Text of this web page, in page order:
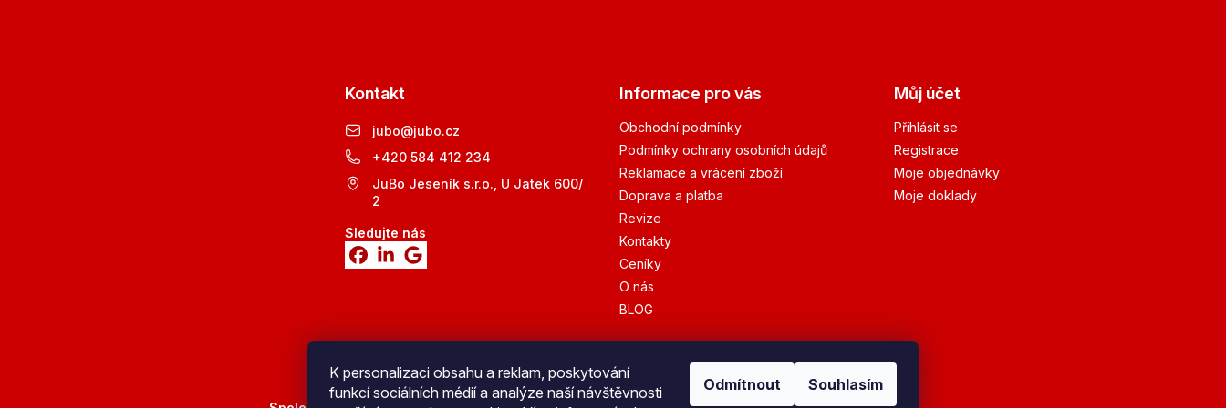
K personalizaci obsahu a reklam, poskytování
funkcí sociálních médií a analýze naší návštěvnosti
Odmítnout Souhlasím
Kontakt
jubo@jubo.cz
+420 584 412 234
JuBo Jeseník s.r.o., U Jatek 600/
2
Sledujte nás
Informace pro vás
Obchodní podmínky
Podmínky ochrany osobních údajů
Reklamace a vrácení zboží
Doprava a platba
Revize
Kontakty
Ceníky
O nás
BLOG
Můj účet
Přihlásit se
Registrace
Moje objednávky
Moje doklady